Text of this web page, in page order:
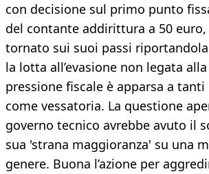
con decisione sul primo punto
del contante addirittura a 50
tornato sui suoi passi
la lotta all’evasione non legata
pressione fiscale è apparsa a
come vessatoria. La questione
governo tecnico avrebbe avuto il
sua 'strana maggioranza' su una
genere. Buona l’azione per